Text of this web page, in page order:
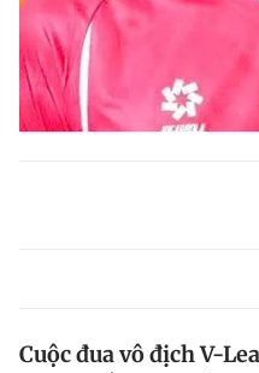
Cuộc đua vô địch V-